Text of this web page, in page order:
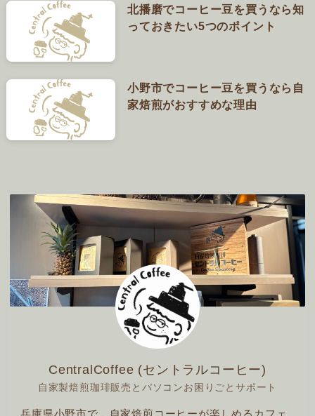
北播磨でコーヒー豆を買うなら知
っておきたい5つのポイント
小野市でコーヒー豆を買うなら自
家焙煎がおすすめな理由
CentralCoffee (セントラルコーヒー)
自家製焙煎珈琲販売とパソコンお困りごとサポート